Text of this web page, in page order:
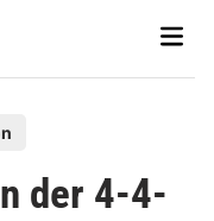
Main
der 4-4-